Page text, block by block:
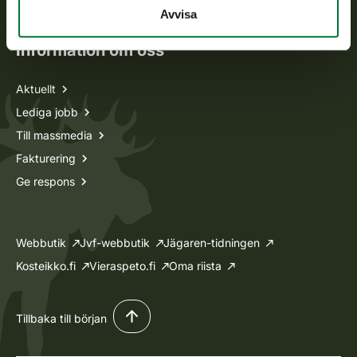
Avvisa
Information om oss
Aktuellt
Lediga jobb
Till massmedia
Fakturering
Ge respons
Webbutik Jvf-webbutik
Jägaren-tidningen
Kosteikko.fi
Vieraspeto.fi Oma riista
Tillbaka till början